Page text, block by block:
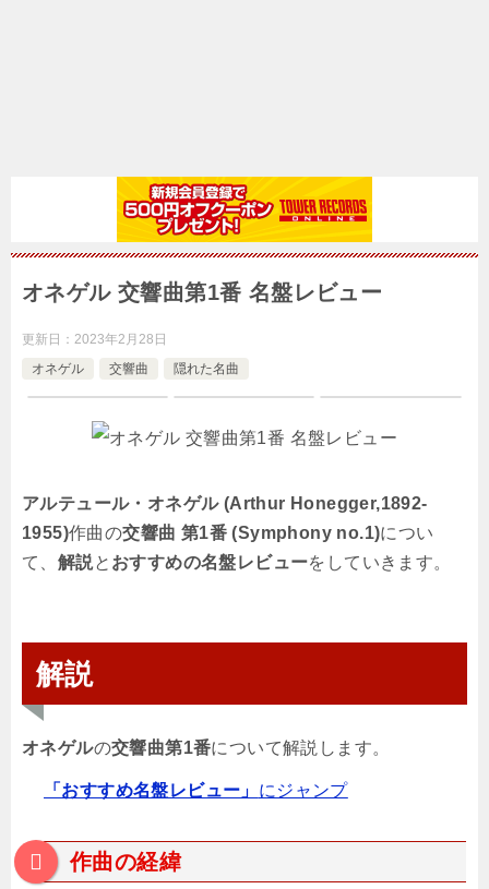
オネゲル 交響曲第1番 名盤レビュー
更新日： 2023年2月28日
オネゲル
交響曲 隠れた名曲
アルテュール・オネゲル (Arthur Honegger,1892-
1955)作曲の交響曲 第1番 (Symphony no.1)につい
て、 解説と おすすめの名盤レビューをしていきます。
解説
オネゲルの交響曲第1番について解説します。
「おすすめ名盤レビュー」 にジャンプ
作曲の経緯